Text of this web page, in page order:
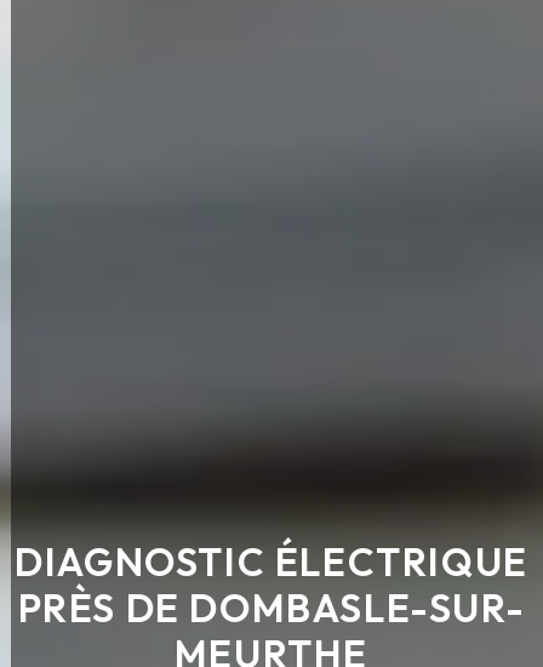
DIAGNOSTIC ÉLECTRIQUE
PRÈS DE DOMBASLE-SUR-
MEURTHE